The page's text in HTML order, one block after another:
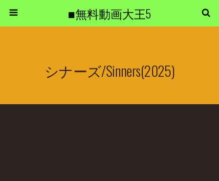
■無料動画大王5
シナーズ/Sinners(2025)